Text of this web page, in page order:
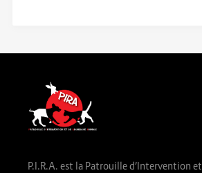
P.I.R.A. est la Patrouille d’Intervention